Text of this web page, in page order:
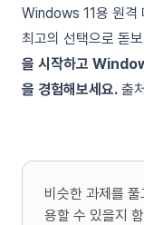
Windows 11용 원격
최고의 선택으로 돋
을 시작하고
을 경험해보세요. 출
비슷한 과제를
용할 수 있을지